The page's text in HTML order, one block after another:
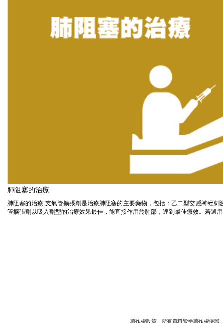
肺阻塞的治療
肺阻塞的治療 支氣管擴張劑是治療肺阻塞的主要藥物，包括：乙二型交感神經刺
管擴張劑以吸入劑型的治療效果最佳，能直接作用於肺部，達到最佳療效。若選
著作權政策：所有資料皆受著作權保護